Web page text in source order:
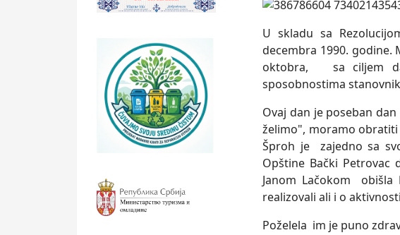
U skladu sa
decembra 1990. godine.
oktobra, sa cilјem
sposobnostima
Ovaj dan je poseban
želimo", moramo
Šproh je zajedno sa
Opštine Bački Petrovac
Janom Lačokom
realizovali ali i o
Poželela im je puno